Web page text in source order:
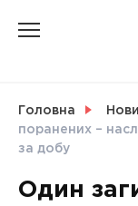
СВІТ
Головна
поранених –
за добу
Один